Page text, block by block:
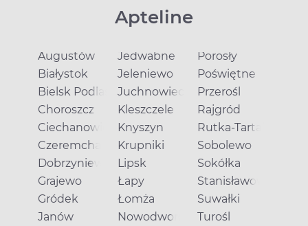
Apteline
Augustów
Białystok
Bielsk Podlaski
Choroszcz
Ciechanowiec
Czeremcha
Dobrzyniewo Duże
Grajewo
Gródek
Janów
Jedwabne
Jeleniewo
Juchnowiec Górny
Kleszczele
Knyszyn
Krupniki
Lipsk
Łapy
Łomża
Nowodworce
Porosły
Poświętne
Przerośl
Rajgród
Rutka-Tartak
Sobolewo
Sokółka
Stanisławowo
Suwałki
Turośl